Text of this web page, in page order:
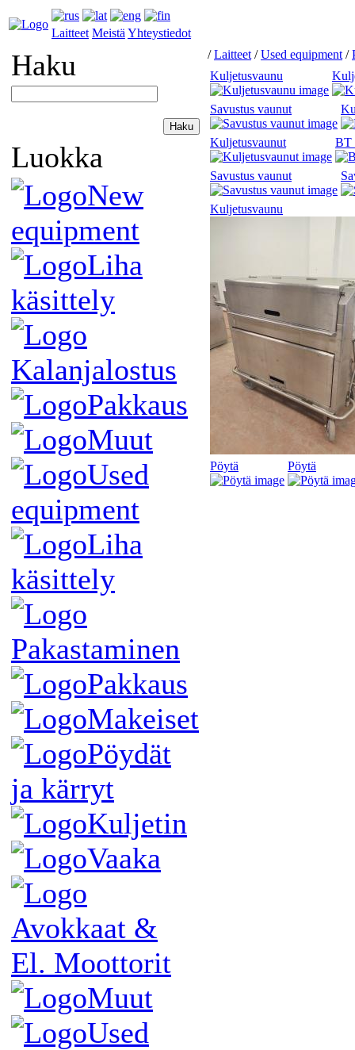
Laitteet Meistä Yhteystiedot
Haku
Luokka
New
equipment
Liha
käsittely
Kalanjalostus
Pakkaus
Muut
Used
equipment
Liha
käsittely
Pakastaminen
Pakkaus
Makeiset
Pöydät
ja kärryt
Kuljetin
Vaaka
Avokkaat &
El. Moottorit
Muut
Used
/Laitteet /Used equipment /
Kuljetusvaunu
Savustus vaunut
Kuljetusvaunut BT
Savustus vaunut
Kuljetusvaunu
Pöytä Pöytä